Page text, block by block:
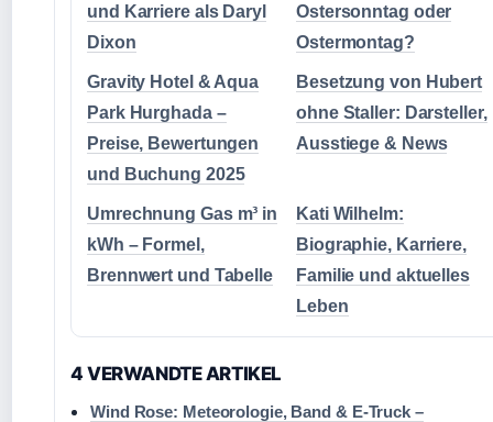
und Karriere als Daryl
Dixon
Ostersonntag oder
Ostermontag?
Gravity Hotel & Aqua
Park Hurghada –
Preise, Bewertungen
und Buchung 2025
Besetzung von Hubert
ohne Staller: Darsteller,
Ausstiege & News
Umrechnung Gas m³ in
kWh – Formel,
Brennwert und Tabelle
Kati Wilhelm:
Biographie, Karriere,
Familie und aktuelles
Leben
4 VERWANDTE ARTIKEL
Wind Rose: Meteorologie, Band & E-Truck –